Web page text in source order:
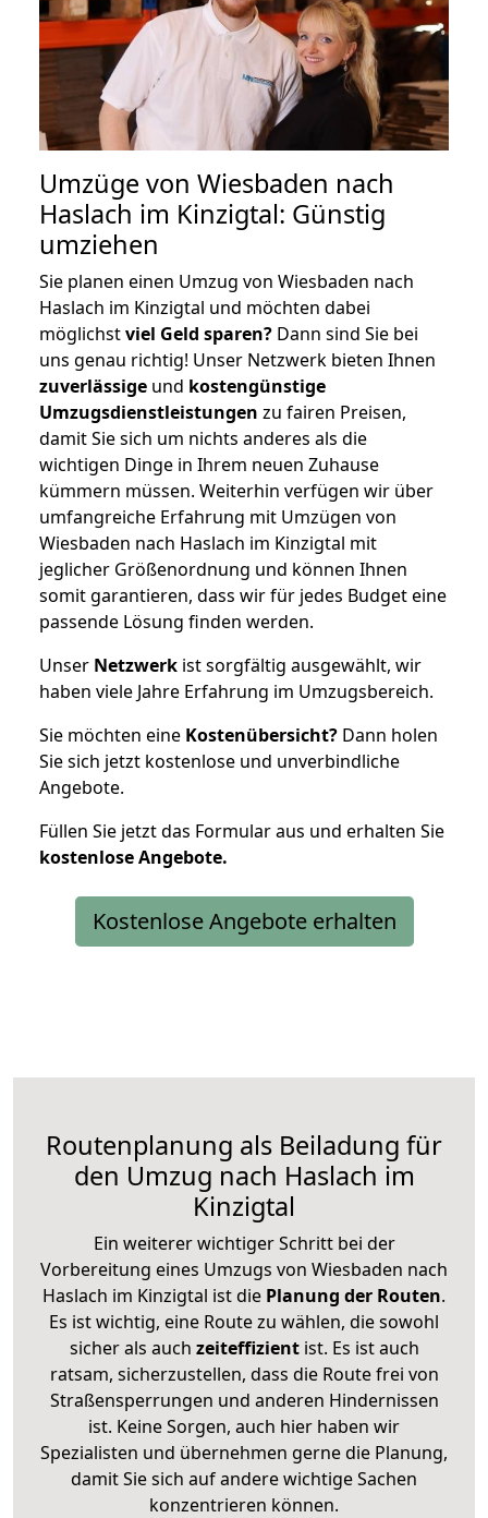
Umzüge von Wiesbaden nach
Haslach im Kinzigtal: Günstig
umziehen
Sie planen einen Umzug von Wiesbaden nach
Haslach im Kinzigtal und möchten dabei
möglichstviel Geld sparen? Dann sind Sie bei
uns genau richtig! Unser Netzwerk bieten Ihnen
zuverlässige und kostengünstige
Umzugsdienstleistungen zu fairen Preisen,
damit Sie sich um nichts anderes als die
wichtigen Dinge in Ihrem neuen Zuhause
kümmern müssen. Weiterhin verfügen wir über
umfangreiche Erfahrung mit Umzügen von
Wiesbaden nach Haslach im Kinzigtal mit
jeglicher Größenordnung und können Ihnen
somit garantieren, dass wir für jedes Budget eine
passende Lösung finden werden.
Unser Netzwerk ist sorgfältig ausgewählt, wir
haben viele Jahre Erfahrung im Umzugsbereich.
Sie möchten eine Kostenübersicht? Dann holen
Sie sich jetzt kostenlose und unverbindliche
Angebote.
Füllen Sie jetzt das Formular aus und erhalten Sie
kostenloseAngebote.
Kostenlose Angebote erhalten
Routenplanung als Beiladung für
den Umzug nach Haslach im
Kinzigtal
Ein weiterer wichtiger Schritt bei der
Vorbereitung eines Umzugs von Wiesbaden nach
Haslach im Kinzigtal ist die Planung der Routen.
Es ist wichtig, eine Route zu wählen, die sowohl
sicher als auch zeiteffizientist. Es ist auch
ratsam, sicherzustellen, dass die Route frei von
Straßensperrungen und anderen Hindernissen
ist. Keine Sorgen, auch hier haben wir
Spezialisten und übernehmen gerne die Planung,
damit Sie sich auf andere wichtige Sachen
konzentrieren können.